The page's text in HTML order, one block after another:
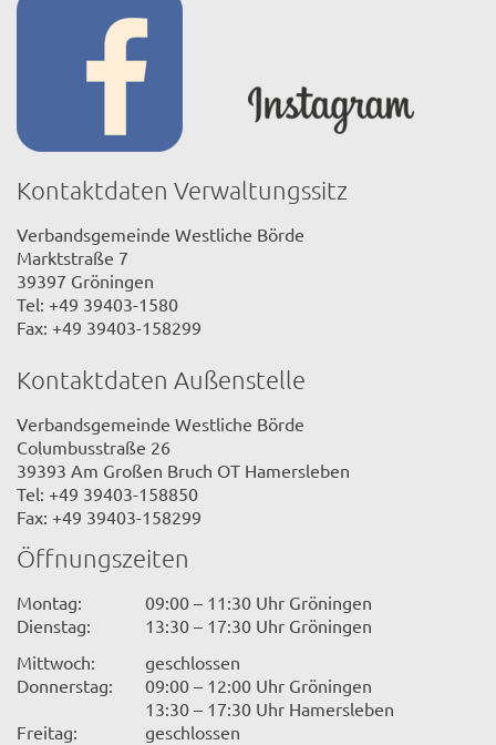
Kontaktdaten Verwaltungssitz
Verbandsgemeinde Westliche Börde
Marktstraße 7
39397 Gröningen
Tel: +49 39403-1580
Fax: +49 39403-158299
Kontaktdaten Außenstelle
Verbandsgemeinde Westliche Börde
Columbusstraße 26
39393 Am Großen Bruch OT Hamersleben
Tel: +49 39403-158850
Fax: +49 39403-158299
Öffnungszeiten
Montag:
09:00 – 11:30 Uhr Gröningen
Dienstag:
13:30 – 17:30 Uhr Gröningen
Mittwoch:
geschlossen
Donnerstag:
09:00 – 12:00 Uhr Gröningen
13:30 – 17:30 Uhr Hamersleben
Freitag:
geschlossen